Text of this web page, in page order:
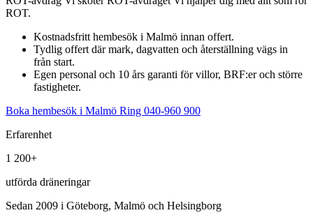
ROT.
Kostnadsfritt hembesök i Malmö innan offert.
Tydlig offert där mark, dagvatten och återställning vägs in
från start.
Egen personal och 10 års garanti för villor, BRF:er och större
fastigheter.
Boka hembesök i Malmö Ring 040-960 900
Erfarenhet
1 200+
utförda dräneringar
Sedan 2009 i Göteborg, Malmö och Helsingborg